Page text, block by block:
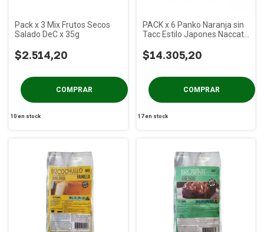
Pack x 3 Mix Frutos Secos
Salado DeC x 35g
$2.514,20
10en stock
PACK x 6 Panko Naranja sin
Tacc Estilo Japones Naccato
$14.305,20
17en stock